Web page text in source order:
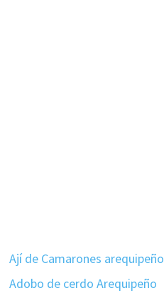
Ají de Camarones arequipeño
Adobo de cerdo Arequipeño